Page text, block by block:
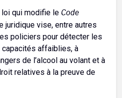
qui modifie le Code
juridique vise, entre autres
policiers pour détecter les
affaiblies, à
de l’alcool au volant et à
relatives à la preuve de